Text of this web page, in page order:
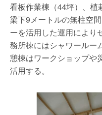
看板作業棟（44坪）、植
梁下9メートルの無柱空
ーを活用した運用により
務所棟にはシャワールー
憩棟はワークショップや
活用する。